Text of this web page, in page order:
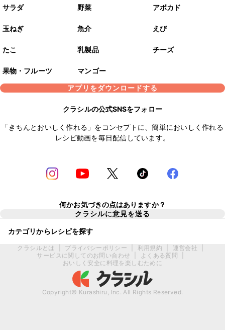
サラダ 野菜 アボカド
玉ねぎ 魚介 えび
たこ 乳製品 チーズ
果物・フルーツ
マンゴー
アプリをダウンロードする
クラシルの公式SNSをフォロー
「きちんとおいしく作れる」をコンセプトに、簡単においしく作れる
レシピ動画を毎日配信しています。
何かお気づきの点はありますか？
クラシルに意見を送る
カテゴリからレシピを探す
クラシルとは プライバシーポリシー 利用規約 運営会社
サービスに関してのお問い合わせ
よくある質問
おいしく安全に料理を楽しむために
Copyright© Kurashiru, Inc. All Rights Reserved.